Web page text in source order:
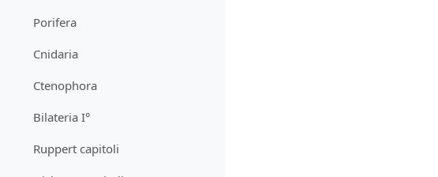
Porifera
Cnidaria
Ctenophora
Bilateria I°
Ruppert capitoli